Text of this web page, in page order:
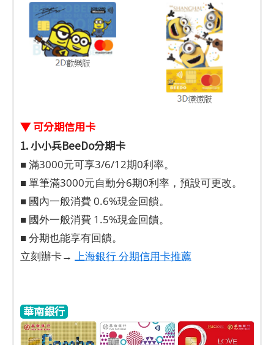
▼ 可分期信用卡
1. 小小兵BeeDo分期卡
■ 滿3000元可享3/6/12期0利率。
■ 單筆滿3000元自動分6期0利率，預設可更改。
■ 國內一般消費 0.6%現金回饋。
■ 國外一般消費 1.5%現金回饋。
■ 分期也能享有回饋。
立刻辦卡→
上海銀行 分期信用卡推薦
華南銀行